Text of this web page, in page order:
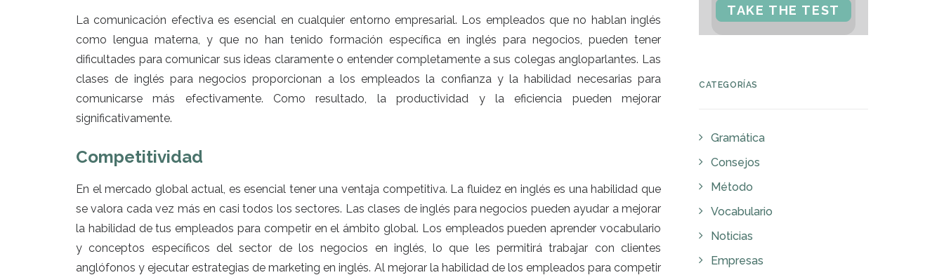
La comunicación efectiva es esencial en cualquier entorno empresarial. Los empleados que no hablan inglés
como lengua materna, y que no han tenido formación específica en inglés para negocios, pueden tener
dificultades para comunicar sus ideas claramente o entender completamente a sus colegas angloparlantes. Las
clases de inglés para negocios proporcionan a los empleados la confianza y la habilidad necesarias para
comunicarse más efectivamente. Como resultado, la productividad y la eficiencia pueden mejorar
significativamente.
Competitividad
En el mercado global actual, es esencial tener una ventaja competitiva. La fluidez en inglés es una habilidad que
se valora cada vez más en casi todos los sectores. Las clases de inglés para negocios pueden ayudar a mejorar
la habilidad de tus empleados para competir en el ámbito global. Los empleados pueden aprender vocabulario
y conceptos específicos del sector de los negocios en inglés, lo que les permitirá trabajar con clientes
anglófonos y ejecutar estrategias de marketing en inglés. Al mejorar la habilidad de los empleados para competir
TAKE THE TEST
CATEGORÍAS
Gramática
Consejos
Método
Vocabulario
Noticias
Empresas